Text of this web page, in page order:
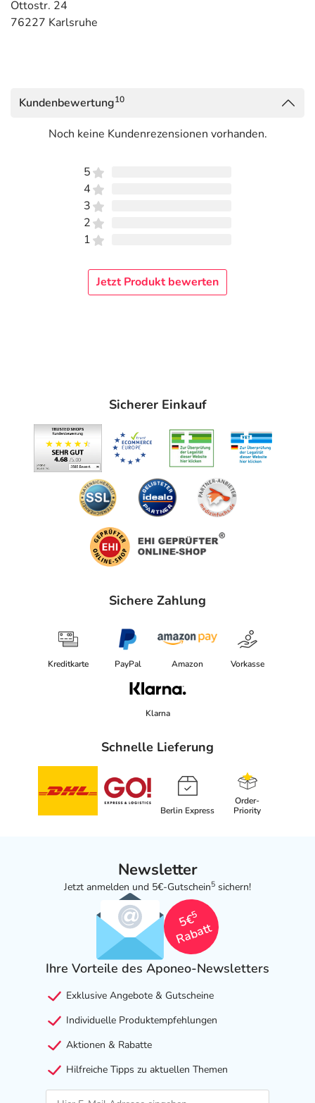
Ottostr. 24
76227 Karlsruhe
Kundenbewertung10
Noch keine Kundenrezensionen vorhanden.
5
4
3
2
1
Jetzt Produkt bewerten
Sicherer Einkauf
Sichere Zahlung
Kreditkarte PayPal Amazon Vorkasse
Klarna
Schnelle Lieferung
Berlin Express
Order-
Priority
Newsletter
Jetzt anmelden und 5€-Gutschein5 sichern!
5€
5
Rabatt
Ihre Vorteile des Aponeo-Newsletters
Exklusive Angebote & Gutscheine
Individuelle Produktempfehlungen
Aktionen & Rabatte
Hilfreiche Tipps zu aktuellen Themen